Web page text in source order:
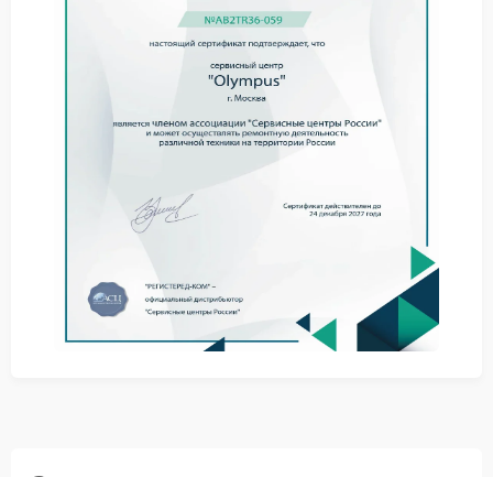
оценки цепи питания и состояния электронных
компонентов, без формальных решений и догадок.
Когда требуется обращение к
специалистам
заряде или ведет себя нестабильно при
подключении аксессуаров, самостоятельные
действия могут усугубить ситуацию. В таких условиях
измерительного оборудования.
Тестирование аккумулятора под нагрузкой.
Оценка работы кнопок и шлейфов.
Контроль температурных параметров платы.